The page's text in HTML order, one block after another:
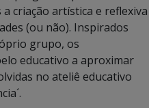
criação artística e reflexiva
(ou não). Inspirados
grupo, os
educativo a aproximar
no ateliê educativo